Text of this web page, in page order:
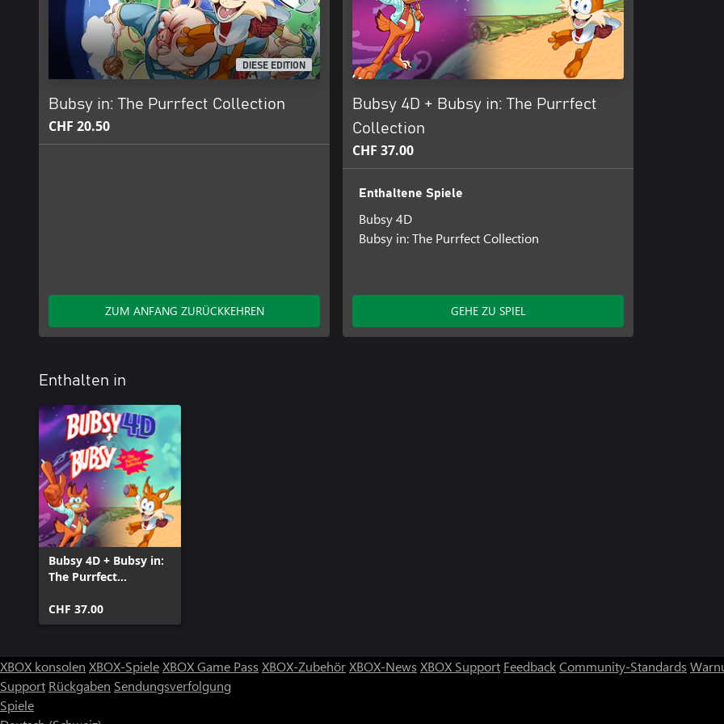
DIESE EDITION
Bubsy in: The Purrfect Collection
CHF 20.50
ZUM ANFANG ZURÜCKKEHREN
Bubsy 4D + Bubsy in: The Purrfect
Collection
CHF 37.00
Enthaltene Spiele
Bubsy 4D
Bubsy in: The Purrfect Collection
GEHE ZU SPIEL
Enthalten in
Bubsy 4D + Bubsy in:
The Purrfect
CHF 37.00
XBOX konsolen XBOX-SpieleXBOX Game Pass XBOX-ZubehörXBOX-News XBOX Support FeedbackCommunity-Standards
Support Rückgaben Sendungsverfolgung
Spiele